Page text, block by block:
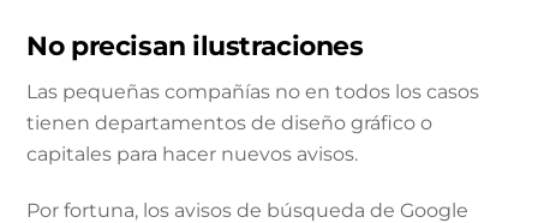
No precisan ilustraciones
Las pequeñas compañías no en todos los casos
tienen departamentos de diseño gráfico o
capitales para hacer nuevos avisos.
Por fortuna, los avisos de búsqueda de Google